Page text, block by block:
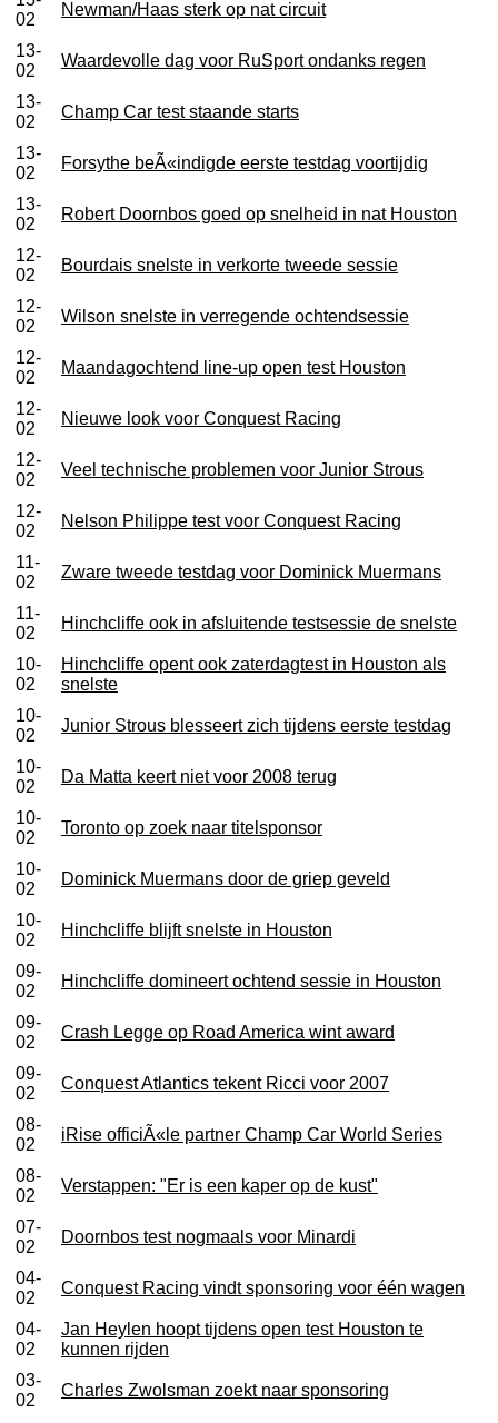
02
Newman/Haas sterk op nat circuit
13-
02
Waardevolle dag voor RuSport ondanks regen
13-
02
Champ Car test staande starts
13-
02
Forsythe beÃ«indigde eerste testdag voortijdig
13-
02
Robert Doornbos goed op snelheid in nat Houston
12-
02
Bourdais snelste in verkorte tweede sessie
12-
02
Wilson snelste in verregende ochtendsessie
12-
02
Maandagochtend line-up open test Houston
12-
02
Nieuwe look voor Conquest Racing
12-
02
Veel technische problemen voor Junior Strous
12-
02
Nelson Philippe test voor Conquest Racing
11-
02
Zware tweede testdag voor Dominick Muermans
11-
02
Hinchcliffe ook in afsluitende testsessie de snelste
10-
02
Hinchcliffe opent ook zaterdagtest in Houston als
snelste
10-
02
Junior Strous blesseert zich tijdens eerste testdag
10-
02
Da Matta keert niet voor 2008 terug
10-
02
Toronto op zoek naar titelsponsor
10-
02
Dominick Muermans door de griep geveld
10-
02
Hinchcliffe blijft snelste in Houston
09-
02
Hinchcliffe domineert ochtend sessie in Houston
09-
02
Crash Legge op Road America wint award
09-
02
Conquest Atlantics tekent Ricci voor 2007
08-
02
iRise officiÃ«le partner Champ Car World Series
08-
02
Verstappen: "Er is een kaper op de kust"
07-
02
Doornbos test nogmaals voor Minardi
04-
02
Conquest Racing vindt sponsoring voor één wagen
04-
02
Jan Heylen hoopt tijdens open test Houston te
kunnen rijden
03-
02
Charles Zwolsman zoekt naar sponsoring